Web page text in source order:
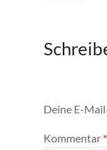
Deine E-
Kommentar *